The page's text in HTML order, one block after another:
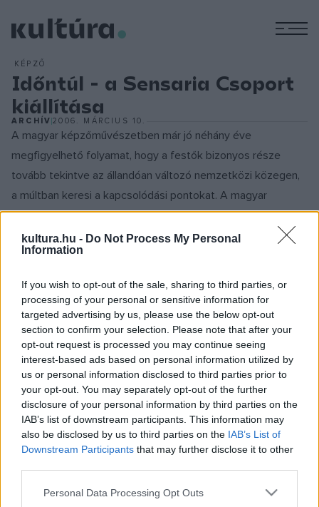
kultura.hu - Do Not Process My Personal
Information
If you wish to opt-out of the sale, sharing to third parties, or
processing of your personal or sensitive information for
targeted advertising by us, please use the below opt-out
section to confirm your selection. Please note that after your
opt-out request is processed you may continue seeing
interest-based ads based on personal information utilized by
us or personal information disclosed to third parties prior to
your opt-out. You may separately opt-out of the further
disclosure of your personal information by third parties on the
IAB’s list of downstream participants. This information may
also be disclosed by us to third parties on the IAB’s List of
Downstream Participants that may further disclose it to other
Please note that this website/app uses one or more Google
Personal Data Processing Opt Outs
KÉPZŐ
Időntúl - a Sensaria Csoport
kiállítása
ARCHÍV2006. MÁRCIUS 10.
A magyar képzőművészetben már jó néhány éve
megfigyelhető folyamat, hogy a festők bizonyos része
tovább tekintve az állandóan változó nemzetközi közegen,
a múltban keresi a kapcsolódási pontokat. A magyar
művészettörténetben mindig is elismert volt Nagybánya, a
Gresham Kör, Mednyánszky, Csontváry, ugyanakkor a
szakma lezártnak tekintette művészetüket és a
jelölte meg. A posztmodernen túl viszont másként tekintünk
a Sensaria által kitüntetettnek tekintett művészekre, mivel
dokumentálható inspiratív hatásuk a csoport tagjaira. A
kiállítás történeti és kortárs jellegű egyidejűleg, de valójában
a két anyag szerves részét képezi egymásnak. Várható a
nagy figyelem és elismertség, ugyanis ez lesz a
Szombathelyi Tavaszi Fesztivál nyitó programja. Kiállító
művészek: Balogh Gyula, Baranyay András, Barcsay Jenő,
Bernáth Aurél, Csernus Tibor, Csontváry Kosztka Tivadar,
Ferenczy Károly, Fényes Adolf, Halász András, Horváth
Krisztián, Horváth Roland, Károlyi Zsigmond, Kondor Attila,